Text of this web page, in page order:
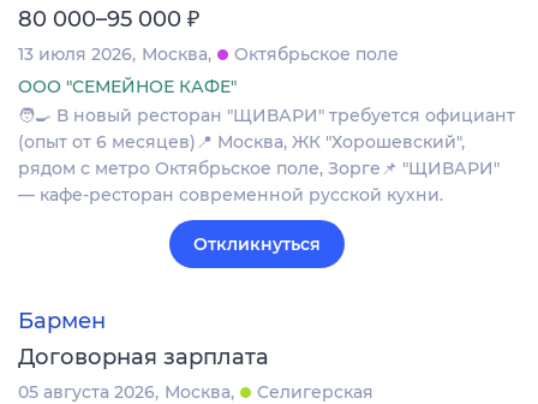
80 000–95 000 ₽
13 июля 2026 Москва
Октябрьское поле
ООО "СЕМЕЙНОЕ КАФЕ"
🧑‍🍳 В новый ресторан "ЩИВАРИ" требуется официант
(опыт от 6 месяцев)📍 Москва, ЖК "Хорошевский",
рядом с метро Октябрьское поле, Зорге📌 "ЩИВАРИ"
— кафе-ресторан современной русской кухни.
Откликнуться
Бармен
Договорная зарплата
05 августа 2026 Москва
Селигерская